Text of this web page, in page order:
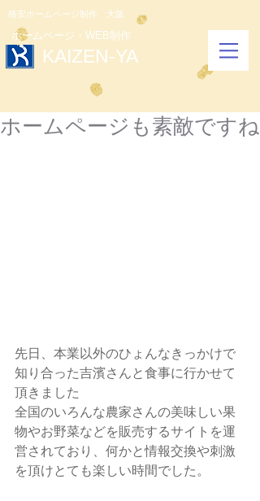
格安ホームページ制作 大阪
​ホームページ・WEB制作
​KAIZEN-YA
ホームページも素敵ですね
先日、本業以外のひょんなきっかけで
知り合った吉濱さんと食事に行かせて
頂きました
全国のいろんな農家さんの美味しい果
物やお野菜などを販売するサイトを運
営されており、何かと情報交換や刺激
を頂けとても楽しい時間でした。